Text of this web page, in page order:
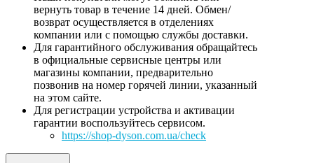
вернуть товар в течение 14 дней. Обмен/
возврат осуществляется в отделениях
компании или с помощью службы доставки.
Для гарантийного обслуживания обращайтесь
в официальные сервисные центры или
магазины компании, предварительно
позвонив на номер горячей линии, указанный
на этом сайте.
Для регистрации устройства и активации
гарантии воспользуйтесь сервисом.
https://shop-dyson.com.ua/check